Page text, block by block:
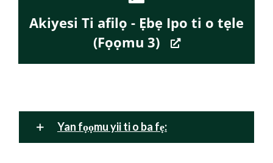
Akiyesi Ti afilọ - Ẹbẹ Ipo ti o tẹle
(Fọọmu 3)
Yan fọọmu yii ti o ba fẹ: